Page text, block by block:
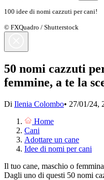
100 idee di nomi cazzuti per cani!
© FXQuadro / Shutterstock
50 nomi cazzuti
femmine, a te la
Di Ilenia Colombo• 27/01/24,
Home
Cani
Adottare un cane
Idee di nomi per cani
Il tuo cane, maschio o
Dagli uno di questi 50 nomi